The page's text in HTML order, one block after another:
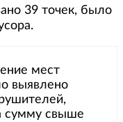
39 точек, было
мест
выявлено
сумму свыше